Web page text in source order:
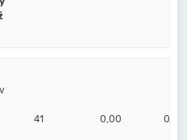
41 0,00 0,00